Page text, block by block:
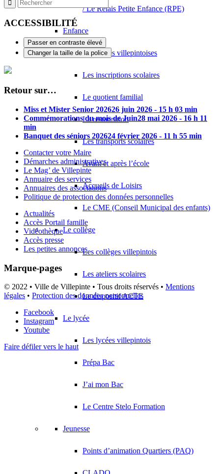
/ Le Relais Petite Enfance (RPE)
Enfance
Les écoles villepintoises
Les inscriptions scolaires
Le quotient familial
La restauration
Les transports scolaires
Avant et après l’école
Accueils de Loisirs
Le CME (Conseil Municipal des enfants)
Le collège
Les collèges villepintois
Les ateliers scolaires
Le dispositif ACTE
Le lycée
Les lycées villepintois
Prépa Bac
J’ai mon Bac
Le Centre Stelo Formation
Jeunesse
Points d’animation Quartiers (PAQ)
60 Boulevard Robert Ballanger 93420 VILLEPINTE 3.75 km
ACCESSIBILITÉ
Passer en contraste élevé
Changer la taille de la police
Retour sur…
Miss et Mister Senior 202626 juin 2026 - 15 h 03 min
Commémorations du mois de Juin28 mai 2026 - 16 h 11
min
Banquet des séniors 202624 février 2026 - 11 h 55 min
Contacter votre Maire
Démarches administratives
Le Mag’ de Villepinte
Annuaire des services
Annuaires des associations
Politique de protection des données personnelles
Actualités
Accès Portail famille
Vidéothèque
Accès presse
Les petites annonces
Marque-pages
© 2022 • Ville de Villepinte • Tous droits réservés • Mentions
légales • Protection des données personnelles
Facebook
Instagram
Youtube
Faire défiler vers le haut